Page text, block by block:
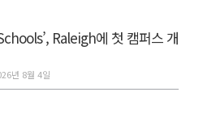
Raleigh에 첫 캠퍼스 개
년 8월 4일